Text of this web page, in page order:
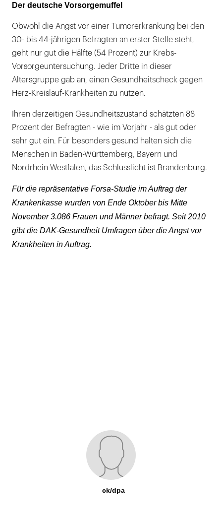
Der deutsche Vorsorgemuffel
Obwohl die Angst vor einer Tumorerkrankung bei den
30- bis 44-jährigen Befragten an erster Stelle steht,
geht nur gut die Hälfte (54 Prozent) zur Krebs-
Vorsorgeuntersuchung. Jeder Dritte in dieser
Altersgruppe gab an, einen Gesundheitscheck gegen
Herz-Kreislauf-Krankheiten zu nutzen.
Ihren derzeitigen Gesundheitszustand schätzten 88
Prozent der Befragten - wie im Vorjahr - als gut oder
sehr gut ein. Für besonders gesund halten sich die
Menschen in Baden-Württemberg, Bayern und
Nordrhein-Westfalen, das Schlusslicht ist Brandenburg.
Für die repräsentative Forsa-Studie im Auftrag der
Krankenkasse wurden von Ende Oktober bis Mitte
November 3.086 Frauen und Männer befragt. Seit 2010
gibt die DAK-Gesundheit Umfragen über die Angst vor
Krankheiten in Auftrag.
ck/dpa